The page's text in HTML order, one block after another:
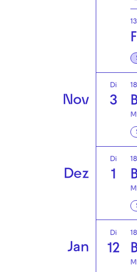
Nov
Di
3
Dez
Di
1
Jan
Di
12